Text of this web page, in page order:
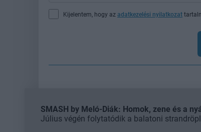
Kijelentem, hogy az adatkezelési nyilatkozat
SMASH by Meló-Diák: Homok, zene és a
Július végén folytatódik a balatoni